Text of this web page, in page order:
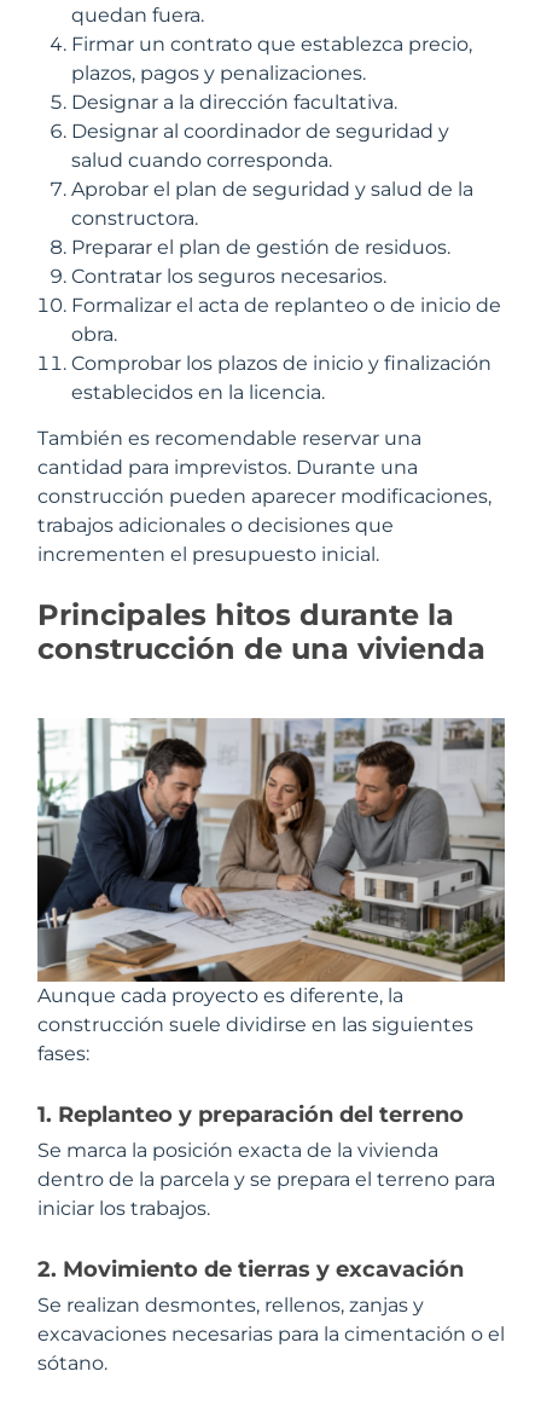
quedan fuera.
Firmar un contrato que establezca precio,
plazos, pagos y penalizaciones.
Designar a la dirección facultativa.
Designar al coordinador de seguridad y
salud cuando corresponda.
Aprobar el plan de seguridad y salud de la
constructora.
Preparar el plan de gestión de residuos.
Contratar los seguros necesarios.
Formalizar el acta de replanteo o de inicio de
obra.
Comprobar los plazos de inicio y finalización
establecidos en la licencia.
También es recomendable reservar una
cantidad para imprevistos. Durante una
construcción pueden aparecer modificaciones,
trabajos adicionales o decisiones que
incrementen el presupuesto inicial.
Principales hitos durante la
construcción de una vivienda
Aunque cada proyecto es diferente, la
construcción suele dividirse en las siguientes
fases:
1. Replanteo y preparación del terreno
Se marca la posición exacta de la vivienda
dentro de la parcela y se prepara el terreno para
iniciar los trabajos.
2. Movimiento de tierras y excavación
Se realizan desmontes, rellenos, zanjas y
excavaciones necesarias para la cimentación o el
sótano.